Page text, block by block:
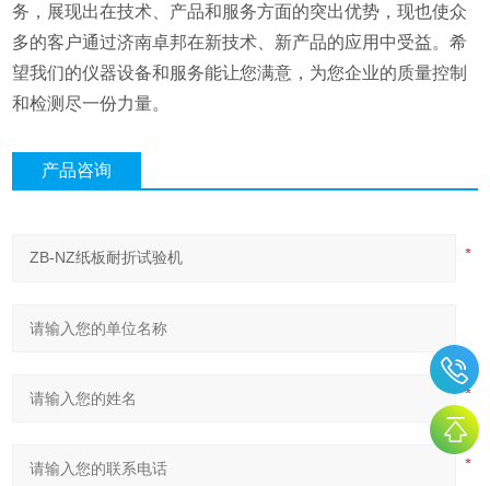
务，展现出在技术、产品和服务方面的突出优势，现也使众
多的客户通过济南卓邦在新技术、新产品的应用中受益。希
望我们的仪器设备和服务能让您满意，为您企业的质量控制
和检测尽一份力量。
产品咨询